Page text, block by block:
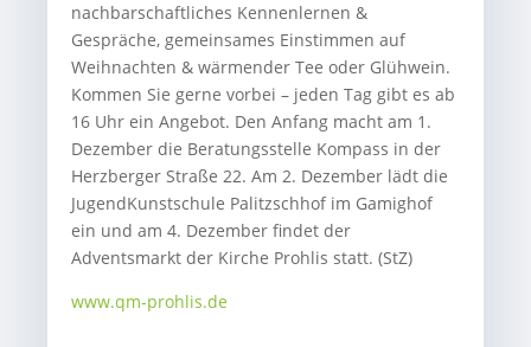
nachbarschaftliches Kennenlernen &
Gespräche, gemeinsames Einstimmen auf
Weihnachten & wärmender Tee oder Glühwein.
Kommen Sie gerne vorbei – jeden Tag gibt es ab
16 Uhr ein Angebot. Den Anfang macht am 1.
Dezember die Beratungsstelle Kompass in der
Herzberger Straße 22. Am 2. Dezember lädt die
JugendKunstschule Palitzschhof im Gamighof
ein und am 4. Dezember findet der
Adventsmarkt der Kirche Prohlis statt. (StZ)
www.qm-prohlis.de